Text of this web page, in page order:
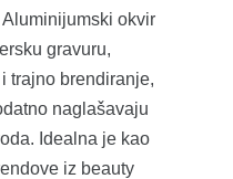
okvir
gravuru,
trajno brendiranje,
naglašavaju
Idealna je kao
iz beauty